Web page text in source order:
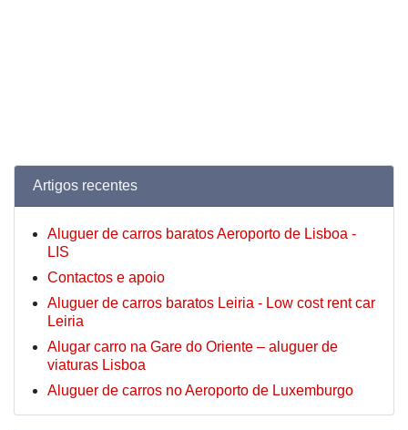
Artigos recentes
Aluguer de carros baratos Aeroporto de Lisboa -
LIS
Contactos e apoio
Aluguer de carros baratos Leiria - Low cost rent car
Leiria
Alugar carro na Gare do Oriente – aluguer de
viaturas Lisboa
Aluguer de carros no Aeroporto de Luxemburgo